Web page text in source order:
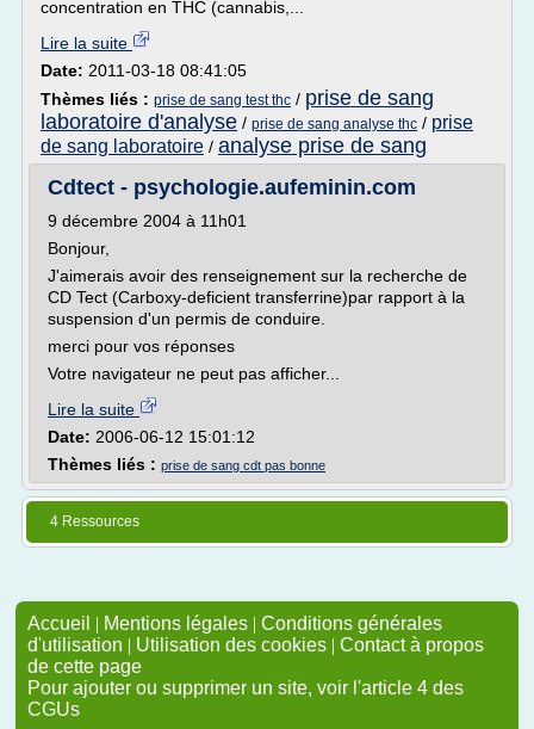
concentration en THC (cannabis,...
Lire la suite
Date: 2011-03-18 08:41:05
Thèmes liés : prise de sang test thc / prise de sang
laboratoire d'analyse / prise de sang analyse thc / prise
de sang laboratoire / analyse prise de sang
Cdtect - psychologie.aufeminin.com
9 décembre 2004 à 11h01
Bonjour,
J'aimerais avoir des renseignement sur la recherche de
CD Tect (Carboxy-deficient transferrine)par rapport à la
suspension d'un permis de conduire.
merci pour vos réponses
Votre navigateur ne peut pas afficher...
Lire la suite
Date: 2006-06-12 15:01:12
Thèmes liés : prise de sang cdt pas bonne
4 Ressources
Accueil | Mentions légales | Conditions générales
d'utilisation | Utilisation des cookies | Contact à propos
de cette page
Pour ajouter ou supprimer un site, voir l'article 4 des
CGUs